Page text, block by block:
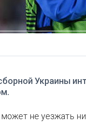
Украины
не уезжать